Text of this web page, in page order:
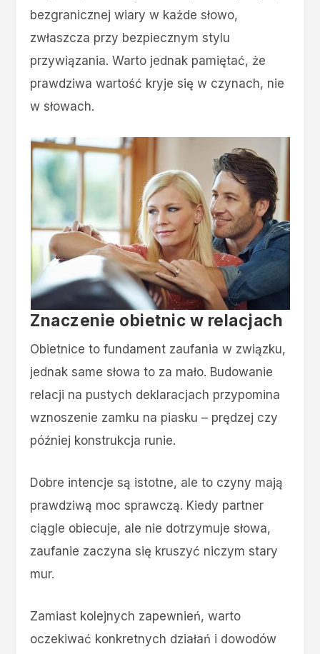
bezgranicznej wiary w każde słowo,
zwłaszcza przy bezpiecznym stylu
przywiązania. Warto jednak pamiętać, że
prawdziwa wartość kryje się w czynach, nie
w słowach.
Znaczenie obietnic w relacjach
Obietnice to fundament zaufania w związku,
jednak same słowa to za mało. Budowanie
relacji na pustych deklaracjach przypomina
wznoszenie zamku na piasku – prędzej czy
później konstrukcja runie.
Dobre intencje są istotne, ale to czyny mają
prawdziwą moc sprawczą. Kiedy partner
ciągle obiecuje, ale nie dotrzymuje słowa,
zaufanie zaczyna się kruszyć niczym stary
mur.
Zamiast kolejnych zapewnień, warto
oczekiwać konkretnych działań i dowodów